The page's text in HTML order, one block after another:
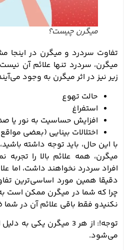
میگرن چیست؟
تفاوت سردرد و میگرن در اینجا
میگرن، سردرد تنها علائم آن نیست.
زیر نیز در اثر میگرن به وجود می‌آیند.
حالت تهوع
استفراغ
افزایش حساسیت به نور یا صدا
اختلالات بینایی (بعضی مواقع)
با این حال، باید توجه داشته باشید،
میگرن، همه علائم بالا را تجربه
افراد سردرد نخواهند داشت، اما
دقیقا همین مورد اساسی‌ترین
چرا که شما در میگرن ممکن است به
نکنیدو فقط باقی علائم آن در شما
توجه!: از هر 3 میگرن یکی به
می‌­شود.